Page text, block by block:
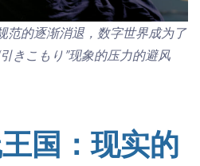
范的逐渐消退，数字世界成为了
引きこもり ”现象的压力的避风
国：现实的